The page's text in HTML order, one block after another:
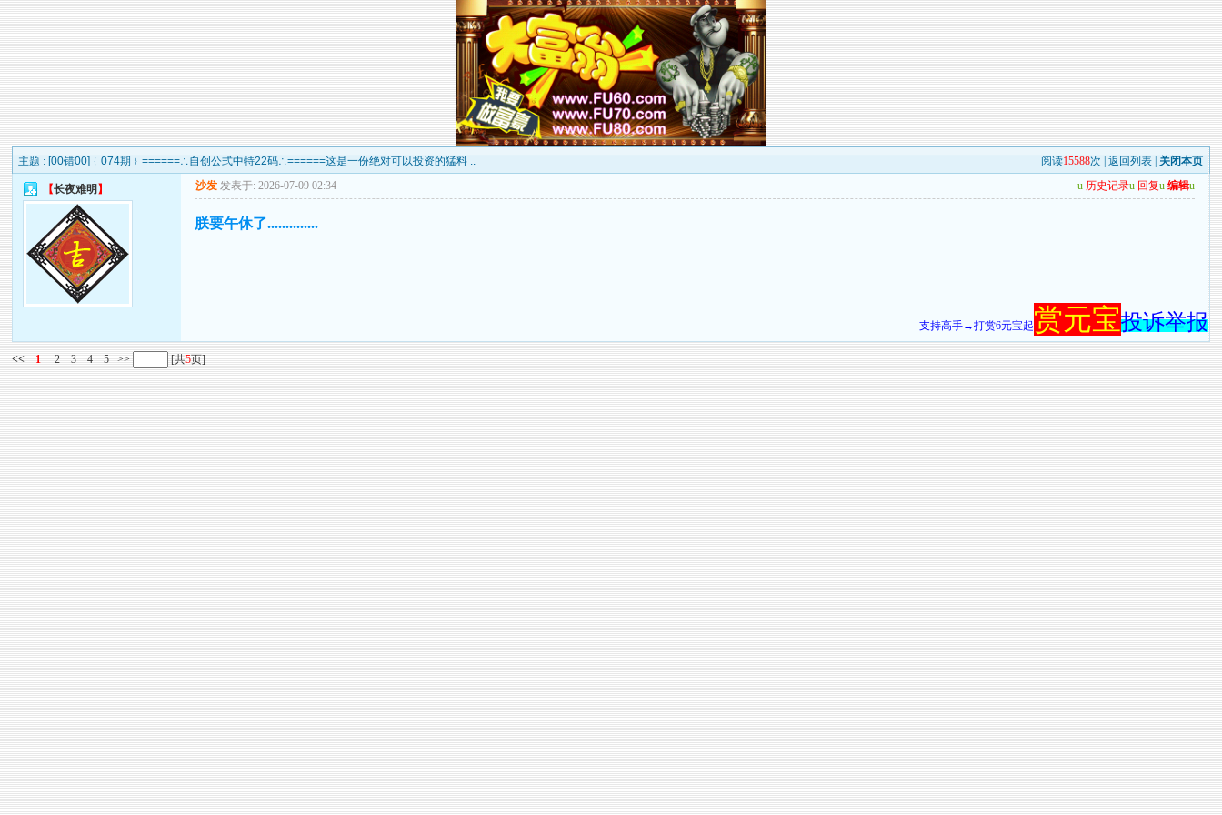
主题 : [00错00]﹛074期﹜======∴自创公式中特22码∴======这是一份绝对可以投资的猛料 .. 阅读15588次 |返回列表 关闭本页
【长夜难明 】 沙发 发表于: 2026-07-09 02:34 u 历史记录u 回复u 编辑u
朕要午休了..............
支持高手→打赏6元宝起赏元宝投诉举报
<< 1 2 3 4 5 >> [共5页]